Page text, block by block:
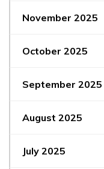
November 2025
October 2025
September 2025
August 2025
July 2025